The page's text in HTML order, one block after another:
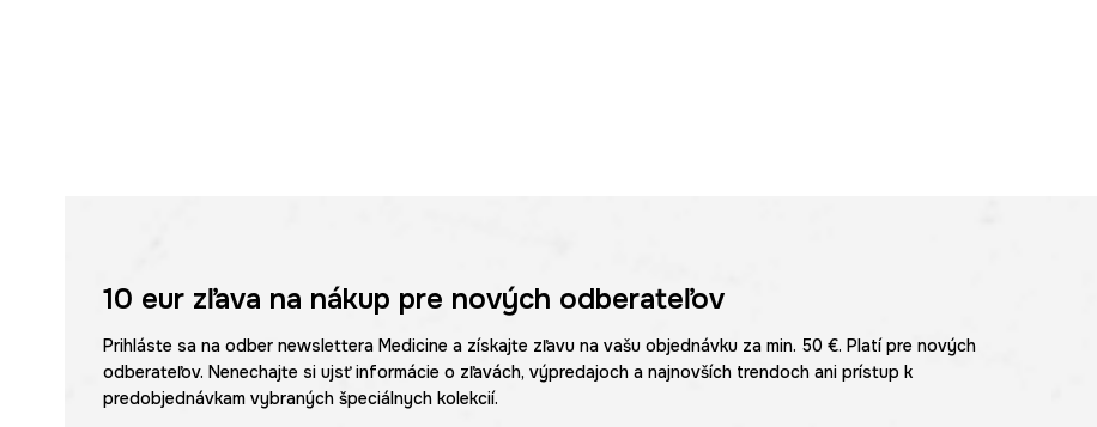
10 eurzľava na nákup pre nových odberateľov
Prihláste sa na odber newslettera Medicine a získajte zľavu na vašu objednávku za min. 50 €. Platí pre nových
odberateľov. Nenechajte si ujsť informácie o zľavách, výpredajoch a najnovších trendoch ani prístup k
predobjednávkam vybraných špeciálnych kolekcií.